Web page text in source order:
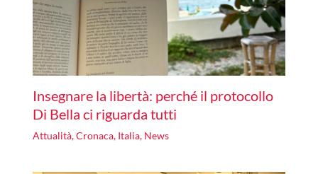
Insegnare la libertà: perché il protocollo
Di Bella ci riguarda tutti
Attualità,Cronaca, Italia, News